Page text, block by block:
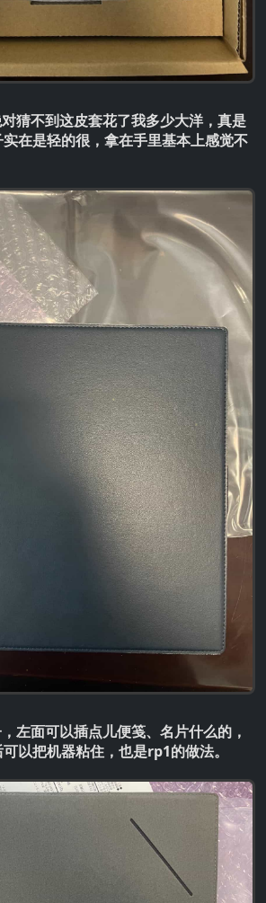
猜不到这皮套花了我多少大洋，真是
在是轻的很，拿在手里基本上感觉不
左面可以插点儿便笺、名片什么的，
以把机器粘住，也是rp1的做法。